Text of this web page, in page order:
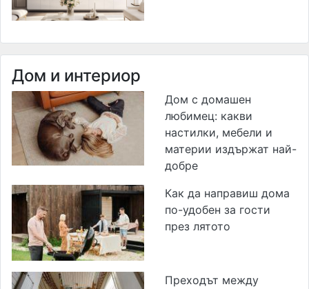
Дом и интериор
Дом с домашен
любимец: какви
настилки, мебели и
материи издържат най-
добре
Как да направиш дома
по-удобен за гости
през лятото
Преходът между